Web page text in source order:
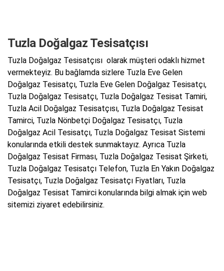
Tuzla Doğalgaz Tesisatçısı
Tuzla Doğalgaz Tesisatçısı olarak müşteri odaklı hizmet
vermekteyiz. Bu bağlamda sizlere Tuzla Eve Gelen
Doğalgaz Tesisatçı, Tuzla Eve Gelen Doğalgaz Tesisatçı,
Tuzla Doğalgaz Tesisatçı, Tuzla Doğalgaz Tesisat Tamiri,
Tuzla Acil Doğalgaz Tesisatçısı, Tuzla Doğalgaz Tesisat
Tamirci, Tuzla Nönbetçi Doğalgaz Tesisatçı, Tuzla
Doğalgaz Acil Tesisatçı, Tuzla Doğalgaz Tesisat Sistemi
konularında etkili destek sunmaktayız. Ayrıca Tuzla
Doğalgaz Tesisat Firması, Tuzla Doğalgaz Tesisat Şirketi,
Tuzla Doğalgaz Tesisatçı Telefon, Tuzla En Yakın Doğalgaz
Tesisatçı, Tuzla Doğalgaz Tesisatçı Fiyatları, Tuzla
Doğalgaz Tesisat Tamirci konularında bilgi almak için web
sitemizi ziyaret edebilirsiniz.